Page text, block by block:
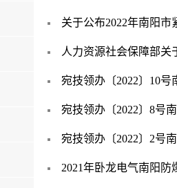
关于公布2022年南阳
人力资源社会保障部关
宛技领办〔2022〕10
宛技领办〔2022〕8号
宛技领办〔2022〕2号
2021年卧龙电气南阳